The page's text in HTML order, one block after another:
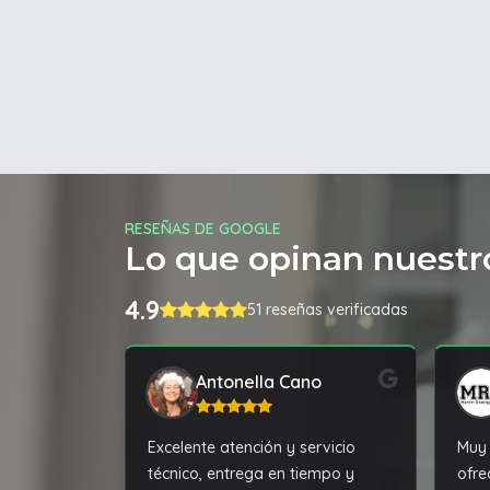
RESEÑAS DE GOOGLE
Lo que opinan
4.9 51 reseñas verificadas
Antonella Cano
Excelente atención y servicio
técnico, entrega en tiempo y